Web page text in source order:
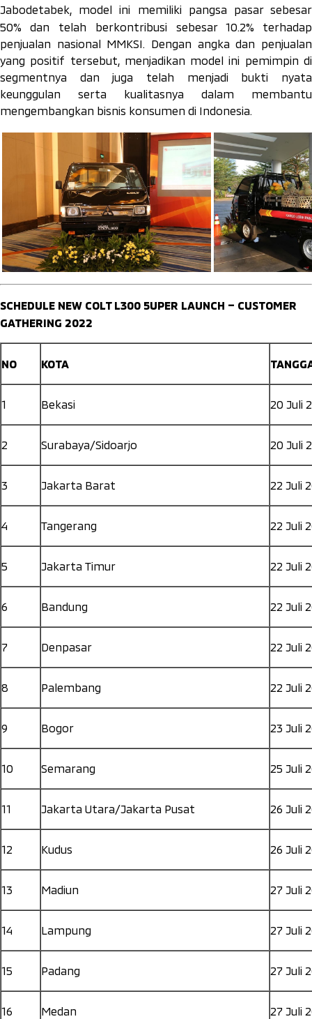
Jabodetabek, model ini memiliki pangsa pasar sebesar
50%
dan telah berkontribusi sebesar 10.2%
terhadap
penjualan nasional MMKSI. Dengan angka dan penjualan
yang positif tersebut, menjadikan model ini pemimpin di
segmentnya dan juga telah menjadi bukti nyata
keunggulan serta kualitasnya dalam membantu
mengembangkan bisnis konsumen di Indonesia.
SCHEDULE NEW COLT L300 5UPER LAUNCH – CUSTOMER
GATHERING 2022
NO KOTA
1 Bekasi 20 Juli
2 Surabaya/Sidoarjo 20 Juli
3 Jakarta Barat 22 Juli
4 Tangerang 22 Juli
5 Jakarta Timur 22 Juli
6 Bandung 22 Juli
7 Denpasar 22 Juli
8 Palembang 22 Juli
9 Bogor 23 Juli
10 Semarang 25 Juli
11 Jakarta Utara/Jakarta Pusat 26 Juli
12 Kudus 26 Juli
13 Madiun 27 Juli
14 Lampung 27 Juli
15 Padang 27 Juli
16 Medan 27 Juli